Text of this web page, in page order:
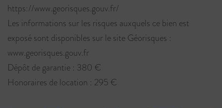
https://www.georisques.gouv.fr/
Les informations sur les risques auxquels ce bien est
exposé sont disponibles sur le site Géorisques :
www.georisques.gouv.fr
Dépôt de garantie : 380 €
Honoraires de location : 295 €